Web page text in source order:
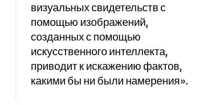
визуальных свидетельств с
помощью изображений,
созданных с помощью
искусственного интеллекта,
приводит к искажению фактов,
какими бы ни были намерения».